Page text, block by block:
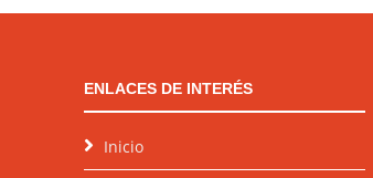
ENLACES DE INTERÉS
Inicio